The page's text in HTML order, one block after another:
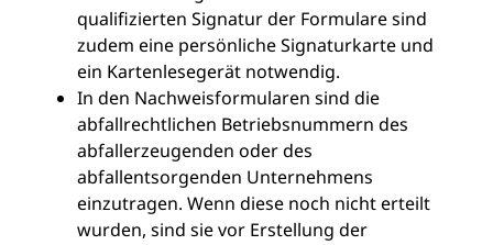
qualifizierten Signatur der Formulare sind
zudem eine persönliche Signaturkarte und
ein Kartenlesegerät notwendig.
In den Nachweisformularen sind die
abfallrechtlichen Betriebsnummern des
abfallerzeugenden oder des
abfallentsorgenden Unternehmens
einzutragen. Wenn diese noch nicht erteilt
wurden, sind sie vor Erstellung der